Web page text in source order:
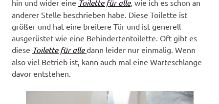
hin und wider eine Toilette für alle, wie ich es schon an
anderer Stelle beschrieben habe. Diese Toilette ist
größer und hat eine breitere Tür und ist generell
ausgerüstet wie eine Behindertentoilette. Oft gibt es
diese Toilette für alle dann leider nur einmalig. Wenn
also viel Betrieb ist, kann auch mal eine Warteschlange
davor entstehen.